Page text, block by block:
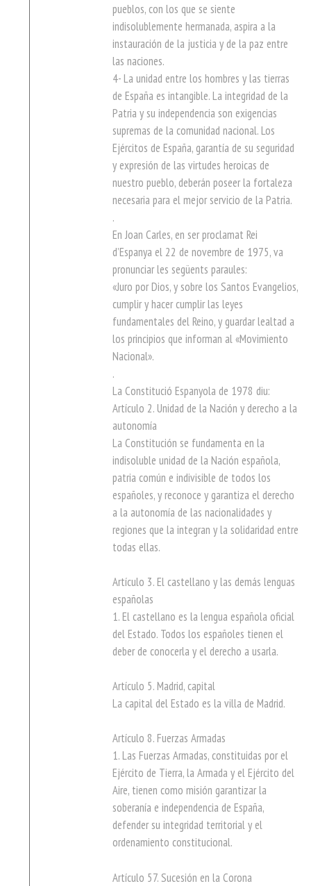
pueblos, con los que se siente
indisolublemente hermanada, aspira a la
instauración de la justicia y de la paz entre
las naciones.
4- La unidad entre los hombres y las tierras
de España es intangible. La integridad de la
Patria y su independencia son exigencias
supremas de la comunidad nacional. Los
Ejércitos de España, garantía de su seguridad
y expresión de las virtudes heroicas de
nuestro pueblo, deberán poseer la fortaleza
necesaria para el mejor servicio de la Patria.
.
En Joan Carles, en ser proclamat Rei
d’Espanya el 22 de novembre de 1975, va
pronunciar les següents paraules:
«Juro por Dios, y sobre los Santos Evangelios,
cumplir y hacer cumplir las leyes
fundamentales del Reino, y guardar lealtad a
los principios que informan al «Movimiento
Nacional».
.
La Constitució Espanyola de 1978 diu:
Artículo 2. Unidad de la Nación y derecho a la
autonomía
La Constitución se fundamenta en la
indisoluble unidad de la Nación española,
patria común e indivisible de todos los
españoles, y reconoce y garantiza el derecho
a la autonomía de las nacionalidades y
regiones que la integran y la solidaridad entre
todas ellas.
Artículo 3. El castellano y las demás lenguas
españolas
1. El castellano es la lengua española oficial
del Estado. Todos los españoles tienen el
deber de conocerla y el derecho a usarla.
Artículo 5. Madrid, capital
La capital del Estado es la villa de Madrid.
Artículo 8. Fuerzas Armadas
1. Las Fuerzas Armadas, constituidas por el
Ejército de Tierra, la Armada y el Ejército del
Aire, tienen como misión garantizar la
soberanía e independencia de España,
defender su integridad territorial y el
ordenamiento constitucional.
Artículo 57. Sucesión en la Corona